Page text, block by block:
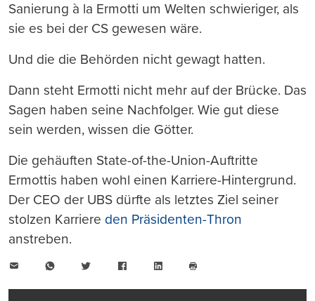
Sanierung à la Ermotti um Welten schwieriger, als
sie es bei der CS gewesen wäre.
Und die die Behörden nicht gewagt hatten.
Dann steht Ermotti nicht mehr auf der Brücke. Das
Sagen haben seine Nachfolger. Wie gut diese
sein werden, wissen die Götter.
Die gehäuften State-of-the-Union-Auftritte
Ermottis haben wohl einen Karriere-Hintergrund.
Der CEO der UBS dürfte als letztes Ziel seiner
stolzen Karriere den Präsidenten-Thron
anstreben.
WhatsAppTwitter FacebookLinkedIn
drucken